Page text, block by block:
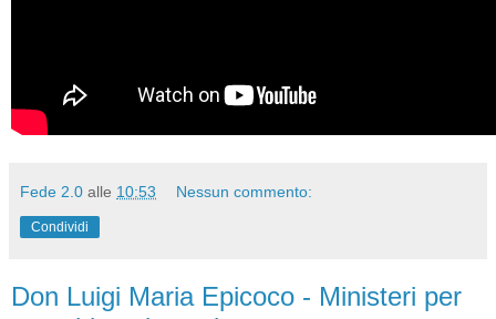
Fede 2.0 alle 10:53 Nessun commento:
Condividi
Don Luigi Maria Epicoco - Ministeri per